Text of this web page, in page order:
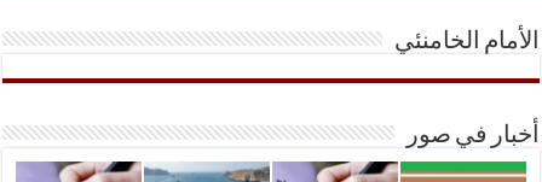
الأمام الخامنئي
أخبار في صور